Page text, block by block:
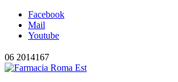
Facebook
Mail
Youtube
06 2014167